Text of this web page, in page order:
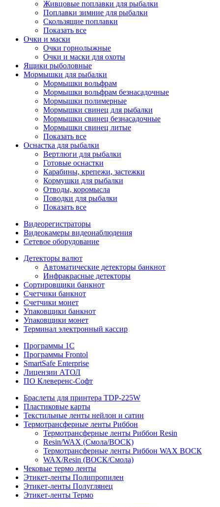
Живцовые поплавки для рыбалки
Поплавки зимние для рыбалки
Скользящие поплавки
Показать все
Очки и маски
Очки горнолыжные
Очки и маски для охоты
Ящики рыболовные
Мормышки для рыбалки
Мормышки вольфрам
Мормышки вольфрам безнасадочные
Мормышки полимерные
Мормышки свинец для рыбалки
Мормышки свинец безнасадочные
Мормышки свинец литые
Показать все
Оснастка для рыбалки
Вертлюги для рыбалки
Готовые оснастки
Карабины, крепежи, застежки
Кормушки для рыбалки
Отводы, коромысла
Поводки для рыбалки
Показать все
Видеорегистраторы
Видеокамеры видеонаблюдения
Сетевое оборудование
Детекторы валют
Автоматические детекторы банкнот
Инфракрасные детекторы
Сортировщики банкнот
Счетчики банкнот
Счетчики монет
Упаковщики банкнот
Упаковщики монет
Терминал электронный кассир
Программы 1C
Программы Frontol
SmartSafe Enterprise
Лицензии АТОЛ
ПО Клеверенс-Софт
Браслеты для принтера TDP-225W
Пластиковые карты
Текстильные ленты нейлон и сатин
Термотрансферные ленты Риббон
Термотрансферные ленты Риббон Resin
Resin/WAX (Смола/ВОСК)
Термотрансферные ленты Риббон WAX ВОСК
WAX/Resin (ВОСК/Смола)
Чековые термо ленты
Этикет-ленты Полипропилен
Этикет-ленты Полуглянец
Этикет-ленты Термо